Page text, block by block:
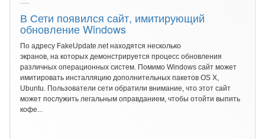
В Сети появился сайт, имитирующий
обновление Windows
По адресу FakeUpdate.net находятся несколько
экранов, на которых демонстрируется процесс обновления
различных операционных систем. Помимо Windows сайт может
имитировать инсталляцию дополнительных пакетов OS X,
Ubuntu. Пользователи сети обратили внимание, что этот сайт
может послужить легальным оправданием, чтобы отойти выпить
кофе...